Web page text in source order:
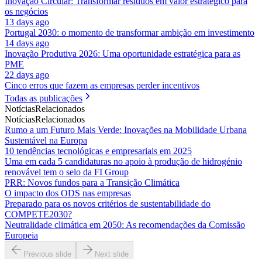
os negócios
13 days ago
Portugal 2030: o momento de transformar ambição em investimento
14 days ago
Inovação Produtiva 2026: Uma oportunidade estratégica para as
PME
22 days ago
Cinco erros que fazem as empresas perder incentivos
Todas as publicações
NotíciasRelacionados
NotíciasRelacionados
Rumo a um Futuro Mais Verde: Inovações na Mobilidade Urbana
Sustentável na Europa
10 tendências tecnológicas e empresariais em 2025
Uma em cada 5 candidaturas no apoio à produção de hidrogénio
renovável tem o selo da FI Group
PRR: Novos fundos para a Transição Climática
O impacto dos ODS nas empresas
Preparado para os novos critérios de sustentabilidade do
COMPETE2030?
Neutralidade climática em 2050: As recomendações da Comissão
Europeia
Previous slide Next slide